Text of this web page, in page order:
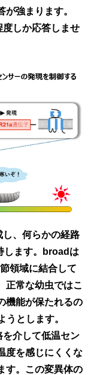
強まります。
しか応答しませ
、何らかの経路
します。broadは
領域に結合して
正常な幼虫ではこ
機能が保たれるの
とします。
介して低温セン
度を感じにくくな
す。この変異体の